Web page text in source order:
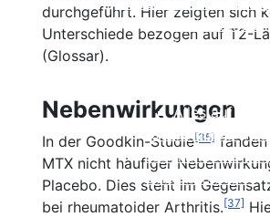
Wirksamkeit
Alles auf
Ofatumumab
Tabellarischer
Einzelnachweise
durchgeführt. Hier zeigten sich
Unterschiede bezogen auf T2-
(Glossar).
Nebenwirkungen
In der Goodkin-Studie[35]
MTX nicht häufiger
Placebo. Dies steht im
bei rheumatoider Arthritis.[37]